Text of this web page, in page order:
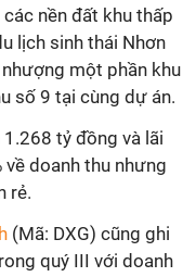
nền đất khu thấp
lịch sinh thái Nhơn
một phần khu
số 9 tại cùng dự án.
tỷ đồng và lãi
doanh thu nhưng
rẻ.
(Mã: DXG) cũng ghi
quý III với doanh